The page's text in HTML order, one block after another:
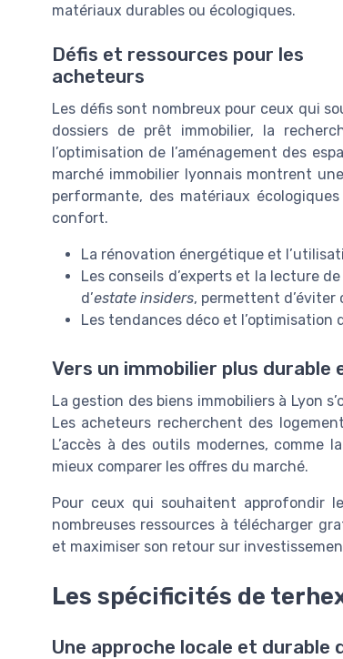
matériaux durables ou écologiques.
Défis et ressources pour les
acheteurs
Les défis sont nombreux pour ceux qui
dossiers de prêt immobilier, la
l’optimisation de l’aménagement des
marché immobilier lyonnais montrent
performante, des matériaux
confort.
La rénovation énergétique et
Les conseils d’experts et la lecture
d’estate insiders, permettent d’éviter
Les tendances déco et
Vers un immobilier plus durable
La gestion des biens immobiliers à Lyon
Les acheteurs recherchent des
L’accès à des outils modernes, comme la
mieux comparer les offres du marché.
Pour ceux qui souhaitent approfondir
nombreuses ressources à télécharger
et maximiser son retour sur
Les spécificités de
Une approche locale et durable